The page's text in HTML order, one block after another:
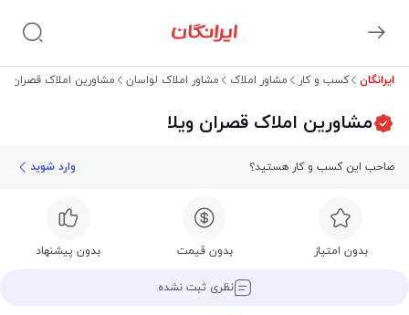
ایرانگان کسب و کار مشاور املاک مشاور املاک لواسان مشاورین املاک قصران
مشاورین املاک قصران ویلا
صاحب این کسب و کار هستید؟ وارد شوید
بدون امتیاز بدون قیمت بدون پیشنهاد
نظری ثبت نشده